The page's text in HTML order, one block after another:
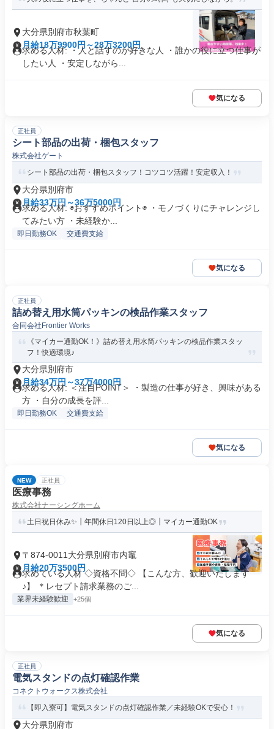
大分県別府市秋葉町
月給18万9900円～28万3200円
求める人材: ・人と話すのが好きな人 ・誰かの役に立つ仕事が
したい人 ・安定しながら...
気になる
正社員
シート部品の出荷・梱包スタッフ
株式会社ゲート
シート部品の出荷・梱包スタッフ！コツコツ活躍！安定収入！
大分県別府市
月給33万円～36万5000円
求める人材: ◉おすすめポイント◉ ・モノづくりにチャレンジし
てみたい方 ・未経験か...
即日勤務OK 交通費支給
気になる
正社員
詰め替え用水筒パッキンの検品作業スタッフ
合同会社Frontier Works
《マイカー通勤OK！》詰め替え用水筒パッキンの検品作業スタッ
フ！快適環境♪
大分県別府市
月給34万円～37万4000円
求める人材: ＜注目POINT＞ ・製造の仕事が好き、興味がある
方 ・自分の成長を評...
即日勤務OK 交通費支給
気になる
NEW 正社員
医療事務
株式会社ナーシングホーム
土日祝日休み✨┃年間休日120日以上◎┃マイカー通勤OK
〒874-0011大分県別府市内竈
月給20万3500円
求めている人材 ◇資格不問◇ 【こんな方、歓迎いたします
♪】 ＊レセプト請求業務のご...
業界未経験歓迎 +25個
気になる
正社員
電気スタンドの点灯確認作業
コネクトウォークス株式会社
【即入寮可】電気スタンドの点灯確認作業／未経験OKで安心！
大分県別府市